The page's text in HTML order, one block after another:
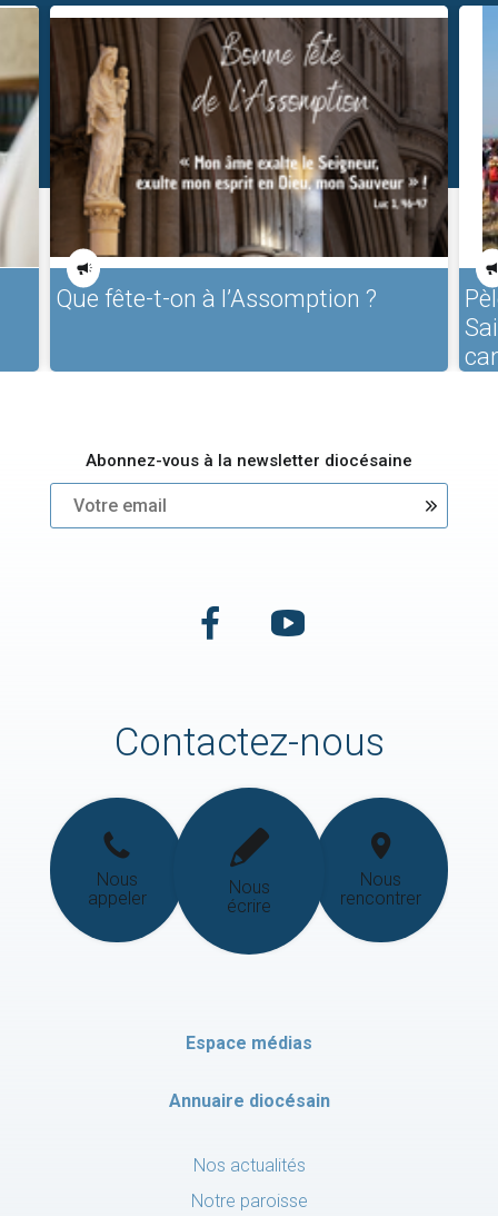
Que fête-t-on à l’Assomption ?
Abonnez-vous à la newsletter diocésaine
Contactez-nous
Nous
appeler
Nous
écrire
Nous
rencontrer
Espace médias
Annuaire diocésain
Nos actualités
Notre paroisse